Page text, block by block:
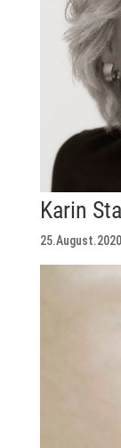
Karin
25.August.2020